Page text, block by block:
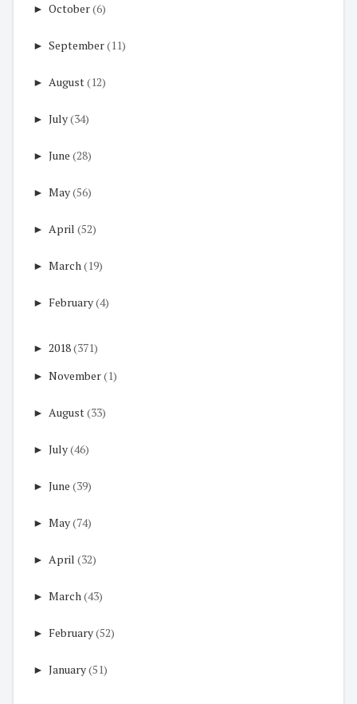
► October(6)
► September(11)
► August(12)
► July(34)
► June (28)
► May(56)
► April (52)
► March(19)
► February(4)
► 2018(371)
► November(1)
► August(33)
► July(46)
► June (39)
► May(74)
► April (32)
► March(43)
► February(52)
► January(51)